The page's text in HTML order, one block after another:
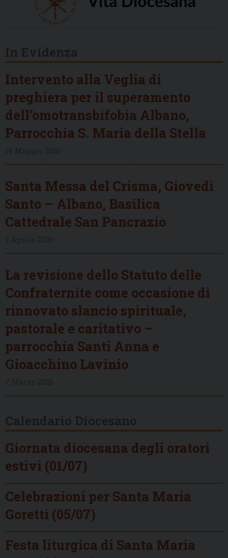
Intervento alla Veglia di
preghiera per il superamento
dell’omotransbifobia Albano,
Parrocchia S. Maria della Stella
Santa Messa del Crisma, Giovedì
Santo – Albano, Basilica
Cattedrale San Pancrazio
La revisione dello Statuto delle
Confraternite come occasione di
rinnovato slancio spirituale,
pastorale e caritativo –
parrocchia Santi Anna e
Gioacchino Lavinio
Giornata diocesana degli oratori
estivi (01/07)
Celebrazioni per Santa Maria
Goretti (05/07)
Festa liturgica di Santa Maria